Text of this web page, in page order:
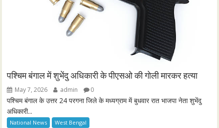
पश्चिम बंगाल में शुभेंदु अधिकारी के पीएसओ की गोली मारकर हत्या
May 7, 2026 admin 0
पश्चिम बंगाल के उत्तर 24 परगना जिले के मध्यग्राम में बुधवार रात भाजपा नेता शुभेंदु
अधिकारी...
National News West Bengal